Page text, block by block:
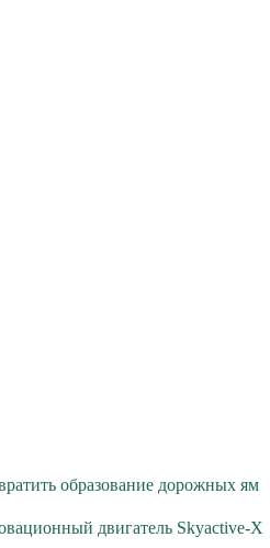
образование дорожных ям
двигатель Skyactive-X